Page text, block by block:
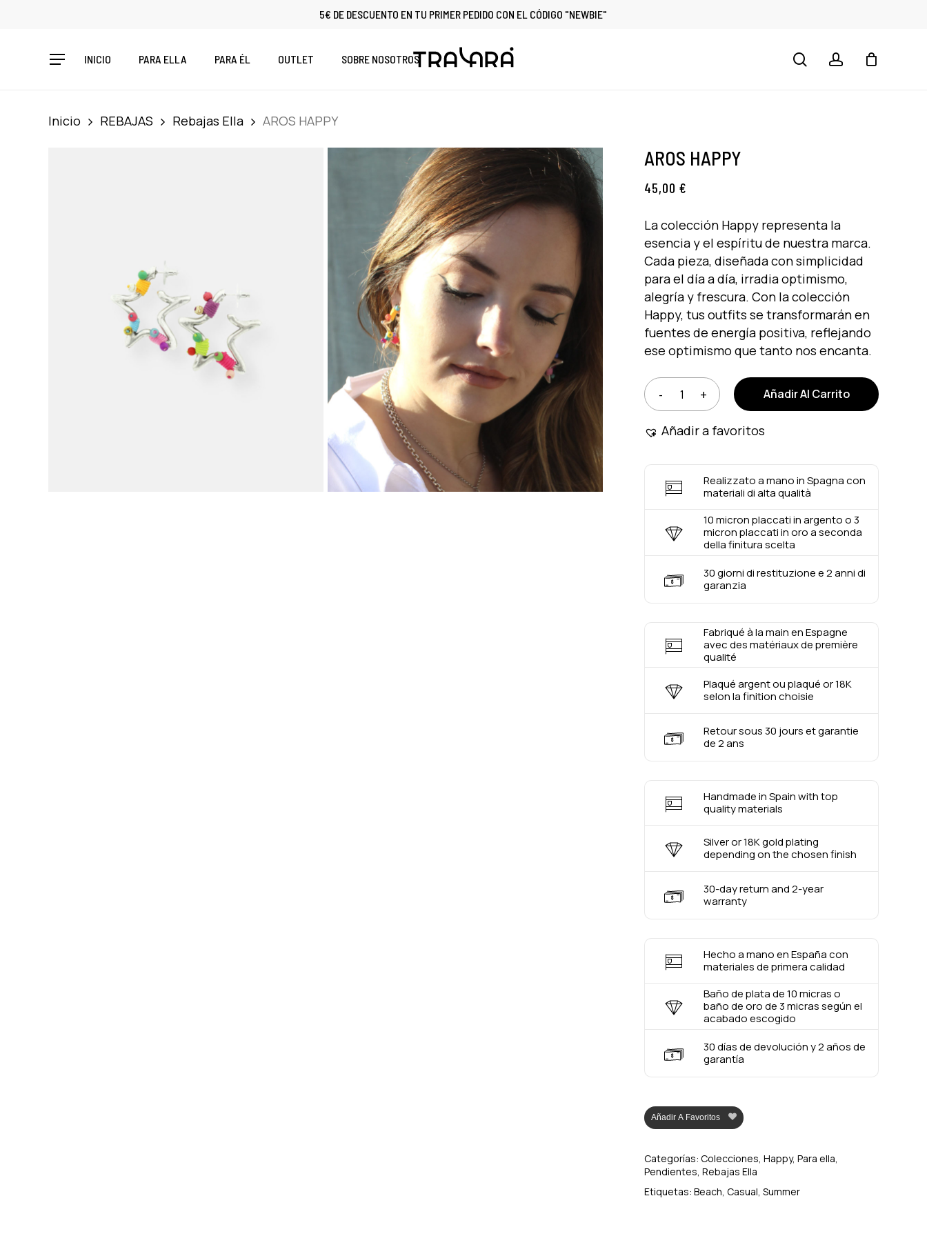
5€ DE DESCUENTO EN TU PRIMER PEDIDO CON EL CÓDIGO "NEWBIE"
Menu INICIO PARA ELLA PARA ÉL OUTLET SOBRE NOSOTROS searchaccount
Inicio REBAJAS Rebajas Ella AROS HAPPY
AROS HAPPY
45,00€
La colección Happy representa la
esencia y el espíritu de nuestra marca.
Cada pieza, diseñada con simplicidad
para el día a día, irradia optimismo,
alegría y frescura. Con la colección
Happy, tus outfits se transformarán en
fuentes de energía positiva, reflejando
ese optimismo que tanto nos encanta.
Añadir Al Carrito
Añadir a favoritos
Realizzato a mano in Spagna con
materiali di alta qualità
10 micron placcati in argento o 3
micron placcati in oro a seconda
della finitura scelta
30 giorni di restituzione e 2 anni di
garanzia
Fabriqué à la main en Espagne
avec des matériaux de première
qualité
Plaqué argent ou plaqué or 18K
selon la finition choisie
Retour sous 30 jours et garantie
de 2 ans
Handmade in Spain with top
quality materials
Silver or 18K gold plating
depending on the chosen finish
30-day return and 2-year
warranty
Hecho a mano en España con
materiales de primera calidad
Baño de plata de 10 micras o
baño de oro de 3 micras según el
acabado escogido
30 días de devolución y 2 años de
garantía
Añadir A Favoritos
Categorías: Colecciones, Happy, Para ella,
Pendientes, Rebajas Ella
Etiquetas: Beach, Casual, Summer